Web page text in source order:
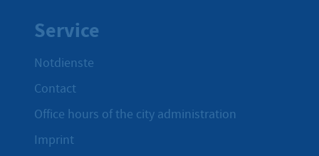
Service
Notdienste
Contact
Office hours of the city administration
Imprint